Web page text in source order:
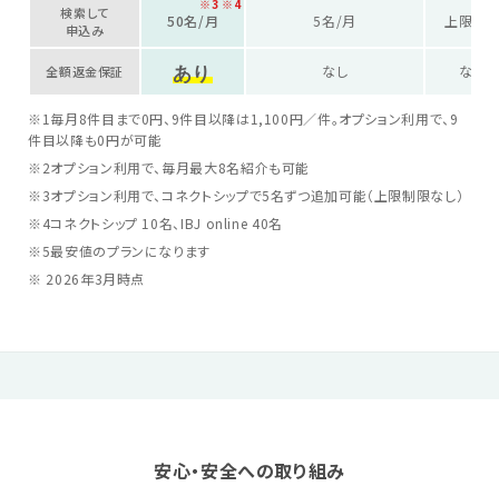
検索して
申込み
50名/月
※3 ※4
5名/月 上限なし
全額返金保証 あり なし なし
※1 毎月8件目まで0円、9件目以降は1,100円／件。オプション利用で、9
件目以降も0円が可能
※2オプション利用で、毎月最大8名紹介も可能
※3オプション利用で、コネクトシップで5名ずつ追加可能（上限制限なし）
※4コネクトシップ 10名、IBJ online 40名
※5最安値のプランになります
※ 2026年3月時点
安心・安全への取り組み